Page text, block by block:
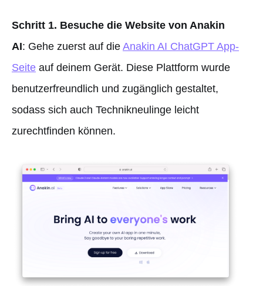
Schritt 1. Besuche die Website von Anakin
AI: Gehe zuerst auf die Anakin AI ChatGPT App-
Seite auf deinem Gerät. Diese Plattform wurde
benutzerfreundlich und zugänglich gestaltet,
sodass sich auch Technikneulinge leicht
zurechtfinden können.